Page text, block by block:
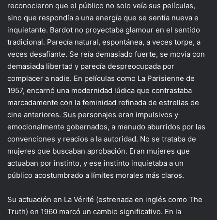
reconocieron que el público no solo veía sus películas,
sino que respondía a una energía que se sentía nueva e
inquietante. Bardot no proyectaba glamour en el sentido
tradicional. Parecía natural, espontánea, a veces torpe, a
veces desafiante. Se reía demasiado fuerte, se movía con
demasiada libertad y parecía despreocupada por
complacer a nadie. En películas como La Parisienne de
1957, encarnó una modernidad lúdica que contrastaba
marcadamente con la feminidad refinada de estrellas de
cine anteriores. Sus personajes eran impulsivos y
emocionalmente gobernados, a menudo aburridos por las
convenciones y reacios a la autoridad. No se trataba de
mujeres que buscaban aprobación. Eran mujeres que
actuaban por instinto, y ese instinto inquietaba a un
público acostumbrado a límites morales más claros.
Su actuación en La Vérité (estrenada en inglés como The
Truth) en 1960 marcó un cambio significativo. En la